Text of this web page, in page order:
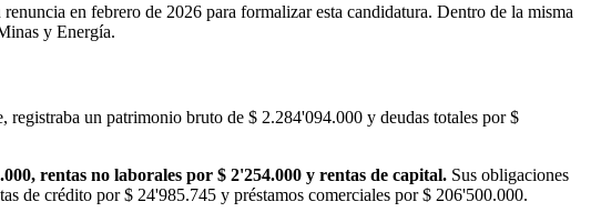
renuncia en febrero de 2026 para formalizar esta candidatura. Dentro de la misma
y Energía.
un patrimonio bruto de $ 2.284'094.000 y deudas totales por $
rentas no laborales por $ 2'254.000 y rentas de capital. Sus obligaciones
de crédito por $ 24'985.745 y préstamos comerciales por $ 206'500.000.